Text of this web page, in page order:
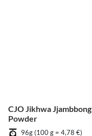
CJO Jikhwa Jjambbong
Powder
96g (100 g = 4,78 €)